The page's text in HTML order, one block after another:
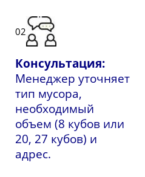
02
Консультация:
Менеджер уточняет
тип мусора,
необходимый
объем (8 кубов или
20, 27 кубов) и
адрес.